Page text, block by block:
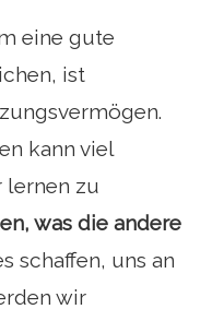
eine gute
ist
kann viel
lernen zu
was die andere
schaffen, uns an
wir